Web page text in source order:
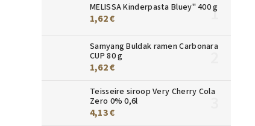
MELISSA Kinderpasta Bluey" 400 g
1,62 €
Samyang Buldak ramen Carbonara
CUP 80 g
1,62 €
Teisseire siroop Very Cherry Cola
Zero 0% 0,6l
4,13 €